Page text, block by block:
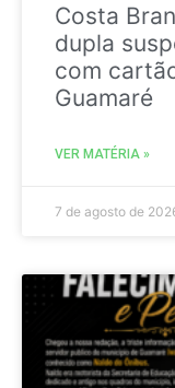
Costa
dupla
com
Guamaré
VER MATÉRIA »
7 de agosto de